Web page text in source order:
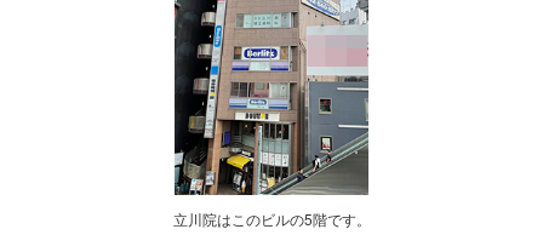
立川院はこのビルの5階です。